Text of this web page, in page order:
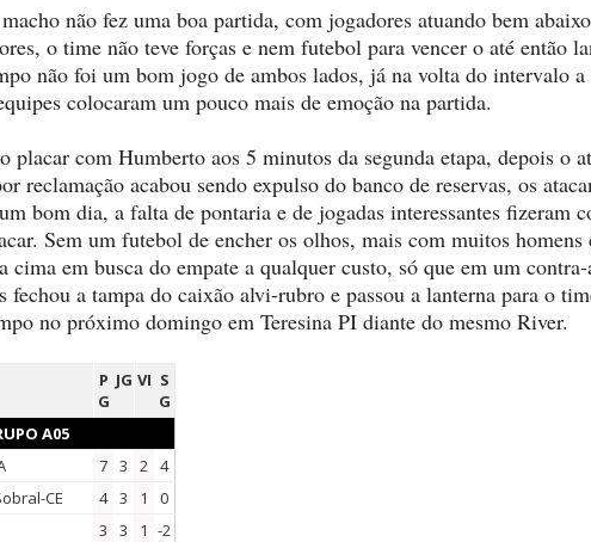
não fez uma boa partida, com jogadores atuando bem
o time não teve forças e nem futebol para vencer o até então
não foi um bom jogo de ambos lados, já na volta do intervalo a
colocaram um pouco mais de emoção na partida.
placar com Humberto aos 5 minutos da segunda etapa, depois o
reclamação acabou sendo expulso do banco de reservas, os
bom dia, a falta de pontaria e de jogadas interessantes fizeram
Sem um futebol de encher os olhos, mais com muitos
cima em busca do empate a qualquer custo, só que em um contra-
fechou a tampa do caixão alvi-rubro e passou a lanterna para o
no próximo domingo em Teresina PI diante do mesmo River.
P
G
JG VI S
G
A05
7 3 2 4
CE 4 3 1
0
3 3 1 -2